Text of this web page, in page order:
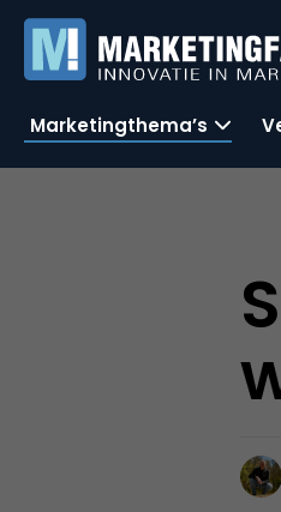
Marketingthema’s